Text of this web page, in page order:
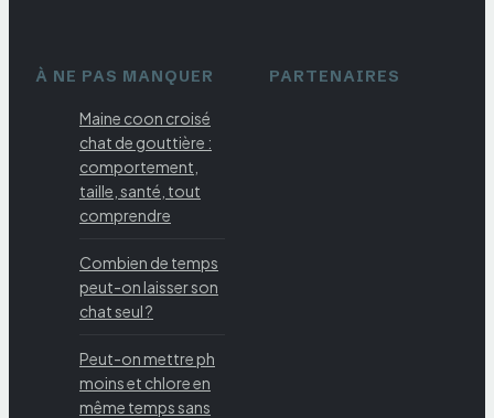
À NE PAS MANQUER
Maine coon croisé
chat de gouttière :
comportement,
taille, santé, tout
comprendre
Combien de temps
peut-on laisser son
chat seul ?
Peut-on mettre ph
moins et chlore en
même temps sans
PARTENAIRES